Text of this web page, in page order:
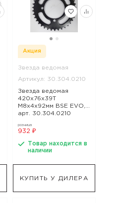
Акция
Звезда ведомая
Артикул: 30.304.0210
Звезда ведомая
420x76x39Т
М8х4х92мм BSE EVO,
арт. 30.304.0210
розница
932 ₽
Товар находится в
наличии
КУПИТЬ У ДИЛЕРА